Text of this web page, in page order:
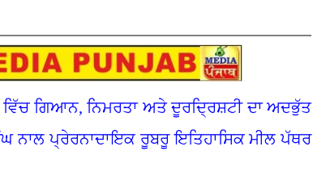
ਗਿਆਨ, ਨਿਮਰਤਾ ਅਤੇ ਦੂਰਦ੍ਰਿਸ਼ਟੀ ਦਾ ਅਦਭੁੱਤ
ਨਾਲ ਪ੍ਰੇਰਨਾਦਾਇਕ ਰੂਬਰੂ ਇਤਿਹਾਸਿਕ ਮੀਲ ਪੱਥਰ